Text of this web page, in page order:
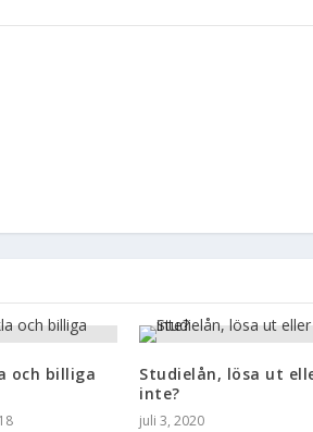
och billiga
Studielån, lösa ut
inte?
juli 3, 2020